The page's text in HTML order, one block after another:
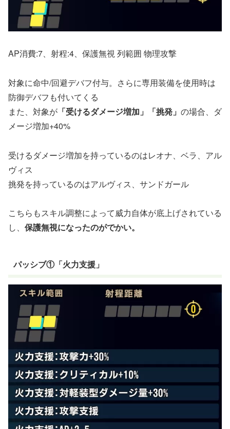
AP消費:7、射程:4、保護無視 列範囲 物理攻撃
対象に命中/回避デバフ付与。さらに専用装備を使用時は
防御デバフも付いてくる
また、対象が 「受けるダメージ増加」「挑発」 の場合、ダ
メージ増加+40%
受けるダメージ増加を持っているのはレオナ、ベラ、アル
ヴィス
挑発を持っているのはアルヴィス、サンドガール
こちらもスキル調整によって威力自体が底上げされている
し、 保護無視になったのがでかい。
パッシブ①「火力支援」